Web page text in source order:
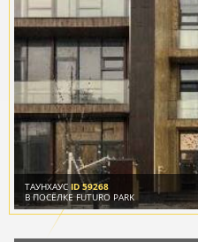
ТАУНХАУС ID 59268
В ПОСЁЛКЕ FUTURO PARK